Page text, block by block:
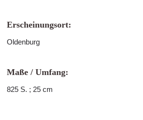
Erscheinungsort:
Oldenburg
Maße / Umfang:
825 S. ; 25 cm